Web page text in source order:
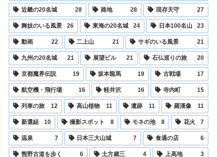
近畿の20名城 28 路地 28 現存天守 27
舞妓のいる風景 26 東海の20名城 24 日本100名山 23
動画 22 二上山 21 サギのいる風景 21
九州の20名城 21 展望ビル 21 石仏巡りの旅 20
京都魔界伝説 19 坂本龍馬 19 古戦場 17
航空機・飛行場 16 軽井沢 16 寺内町 15
列車の旅 12 高山植物 11 遺跡 11 羅漢像 11
新選組 10 撮影スポット 8 モネの池 8 花火 7
温泉 7 日本三大山城 7 食通の店 6
熊野古道を歩く 6 土方歳三 4 上高地 3